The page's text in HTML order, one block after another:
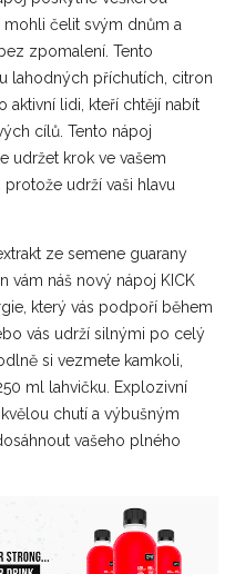
čelit svým dnům a
zpomalení. Tento
lahodných příchutích, citron
aktivní lidi, kteří chtějí nabít
cílů. Tento nápoj
udržet krok ve vašem
protože udrží vaši hlavu
ze semene guarany
vám náš nový nápoj KICK
který vás podpoří během
vás udrží silnými po celý
si vezmete kamkoli,
ml lahvičku. Explozivní
chutí a výbušným
vašeho plného